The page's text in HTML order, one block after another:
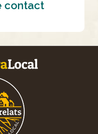
contact